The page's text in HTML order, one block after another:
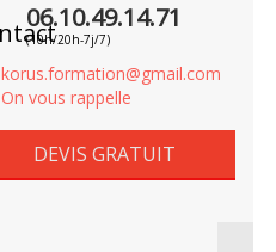
06.10.49.14.71
(10h/20h-7j/7)
korus.formation@gmail.com
On vous rappelle
DEVIS GRATUIT